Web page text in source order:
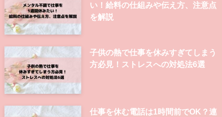
い！給料の仕組みや伝え方、注意点
を解説
子供の熱で仕事を休みすぎてしまう
方必見！ストレスへの対処法6選
仕事を休む電話は1時間前でOK？連